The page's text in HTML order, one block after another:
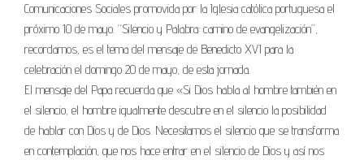
Comunicaciones Sociales promovida por la Iglesia católica portuguesa el
próximo 10 de mayo. “Silencio y Palabra: camino de evangelización”,
recordamos, es el tema del mensaje de Benedicto XVI para la
celebración el domingo 20 de mayo, de esta jornada.
El mensaje del Papa recuerda que «Si Dios habla al hombre también en
el silencio, el hombre igualmente descubre en el silencio la posibilidad
de hablar con Dios y de Dios. Necesitamos el silencio que se transforma
en contemplación, que nos hace entrar en el silencio de Dios y así nos